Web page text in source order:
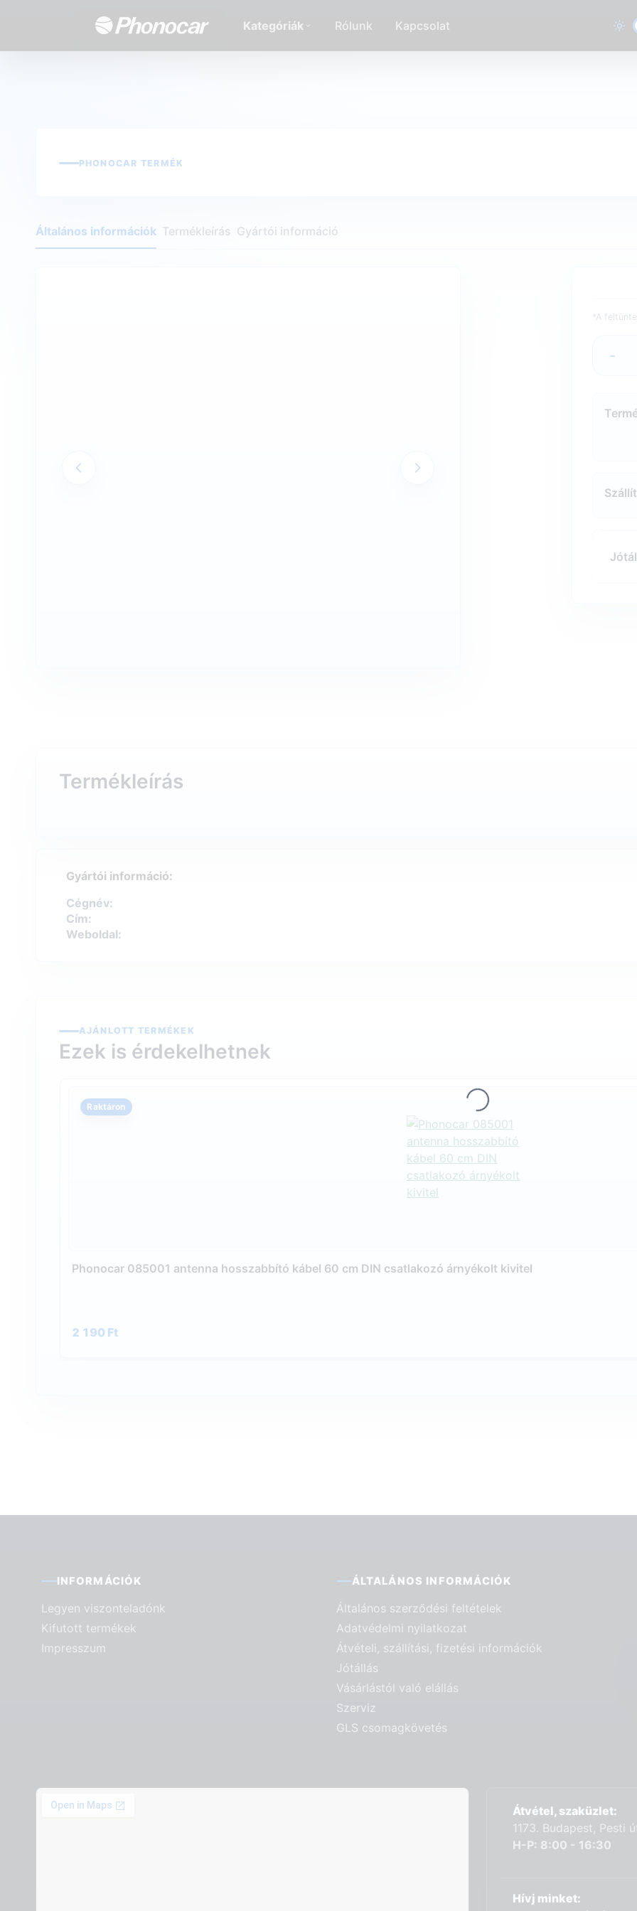
Kategóriák Rólunk Kapcsolat
PHONOCAR TERMÉK
Általános információk Termékleírás Gyártói információ
*A
-
Termékleírás
Gyártói információ:
Cégnév:
Cím:
Weboldal:
AJÁNLOTT TERMÉKEK
Ezek is érdekelhetnek
Raktáron
Phonocar 085001 antenna hosszabbító kábel 60 cm DIN csatlakozó árnyékolt kivitel
2 190 Ft
Loading...
INFORMÁCIÓK
Legyen viszonteladónk
Kifutott termékek
Impresszum
ÁLTALÁNOS INFORMÁCIÓK
Általános szerződési feltételek
Adatvédelmi nyilatkozat
Átvételi, szállítási, fizetési információk
Jótállás
Vásárlástól való elállás
Szerviz
GLS csomagkövetés
Átvétel, szaküzlet:
1173. Budapest, Pesti
H-P: 8:00 - 16:30
Hívj minket: